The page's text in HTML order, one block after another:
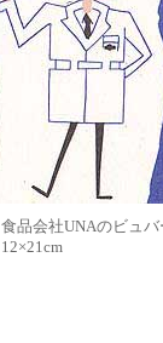
食品会社UNAのビュバ
12×21cm